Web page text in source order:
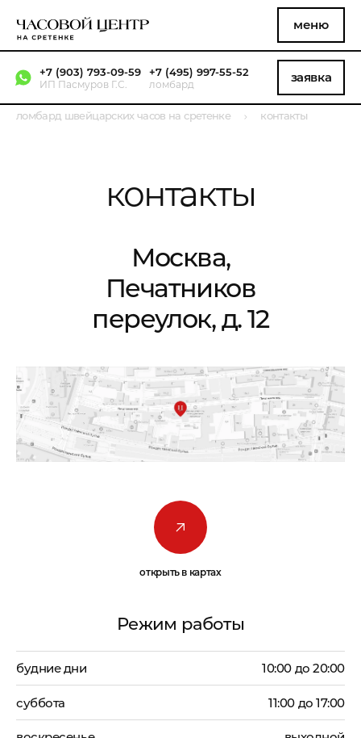
меню
+7 (903) 793-09-59
ИП Пасмуров Г.С.
+7 (495) 997-55-52
ломбард заявка
ломбард швейцарских часов на сретенке контакты
контакты
Москва,
Печатников
переулок, д. 12
Режим работы
будние дни 10:00 до 20:00
суббота 11:00 до 17:00
открыть в картах